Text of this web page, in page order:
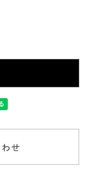
せ